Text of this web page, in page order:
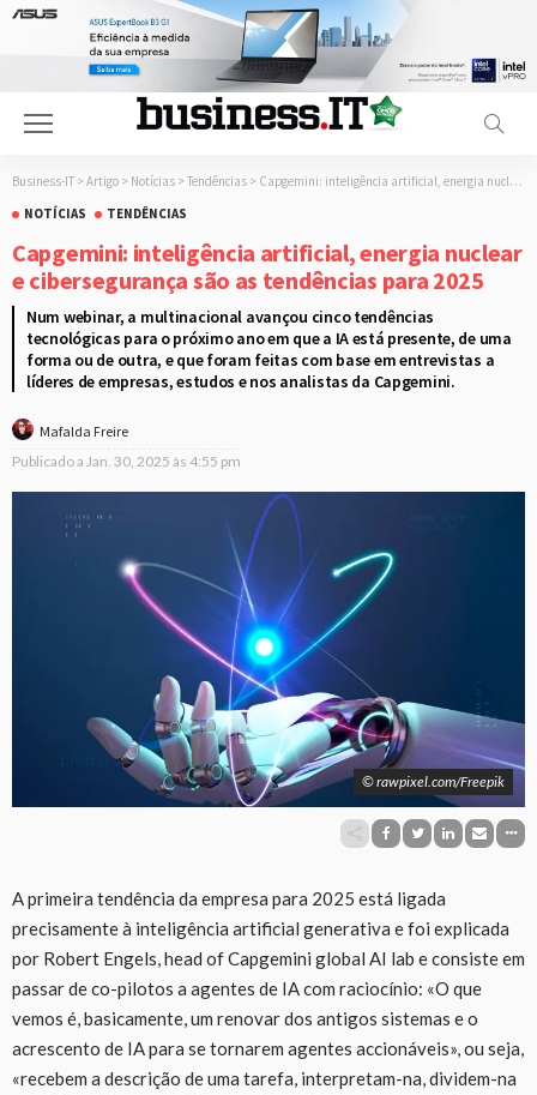
Business-IT > Artigo > Notícias > Tendências > Capgemini: inteligência artificial, energia nuclear e cibersegurança são as tendências para 2025
NOTÍCIAS
TENDÊNCIAS
Capgemini: inteligência artificial, energia nuclear
e cibersegurança são as tendências para 2025
Num webinar, a multinacional avançou cinco tendências
tecnológicas para o próximo ano em que a IA está presente, de uma
forma ou de outra, e que foram feitas com base em entrevistas a
líderes de empresas, estudos e nos analistas da Capgemini.
Mafalda Freire
Publicado a Jan. 30, 2025 às 4:55 pm
© rawpixel.com/Freepik
A primeira tendência da empresa para 2025 está ligada
precisamente à inteligência artificial generativa e foi explicada
por Robert Engels, head of Capgemini global AI lab e consiste em
passar de co-pilotos a agentes de IA com raciocínio: «O que
vemos é, basicamente, um renovar dos antigos sistemas e o
acrescento de IA para se tornarem agentes accionáveis», ou seja,
«recebem a descrição de uma tarefa, interpretam-na, dividem-na